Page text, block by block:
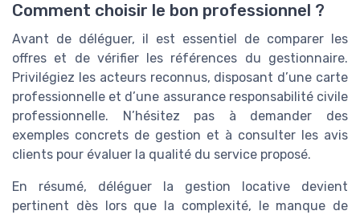
Comment choisir le bon professionnel ?
Avant de déléguer, il est essentiel de comparer les
offres et de vérifier les références du gestionnaire.
Privilégiez les acteurs reconnus, disposant d’une carte
professionnelle et d’une assurance responsabilité civile
professionnelle. N’hésitez pas à demander des
exemples concrets de gestion et à consulter les avis
clients pour évaluer la qualité du service proposé.
En résumé, déléguer la gestion locative devient
pertinent dès lors que la complexité, le manque de